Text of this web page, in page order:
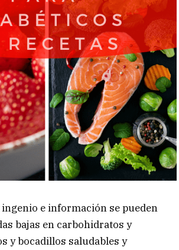
ingenio e información se pueden
bajas en carbohidratos y
y bocadillos saludables y